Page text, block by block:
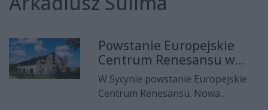
Powstanie Europejskie
Centrum Renesansu w
gminie Zwoleń
W Sycynie powstanie Europejskie
Centrum Renesansu. Nowa